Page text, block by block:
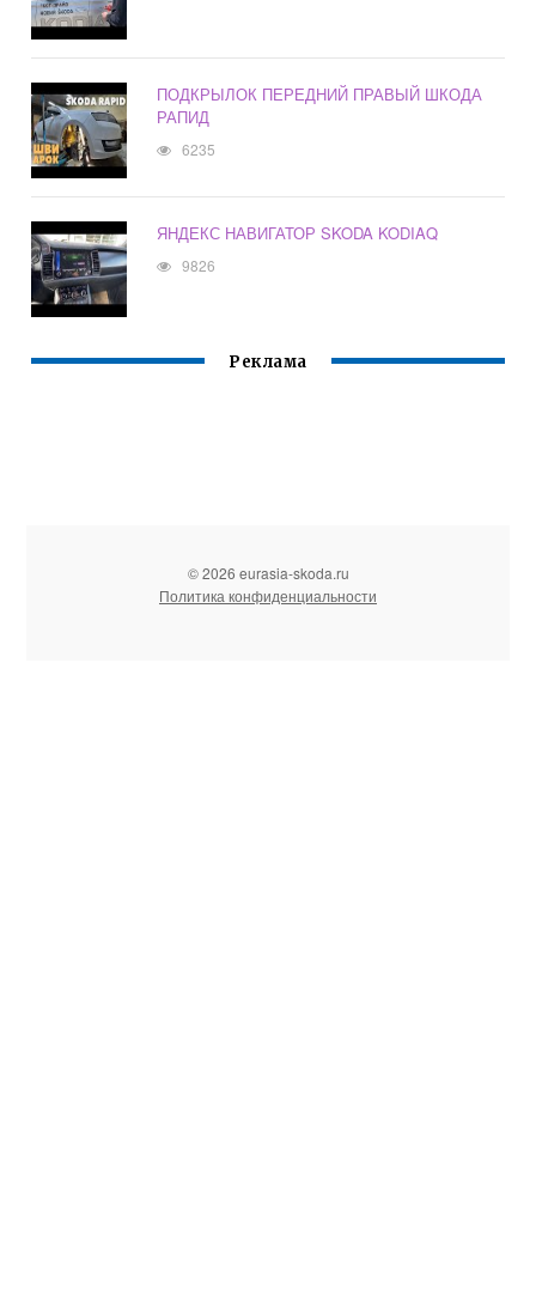
ПОДКРЫЛОК ПЕРЕДНИЙ ПРАВЫЙ ШКОДА
РАПИД
6235
ЯНДЕКС НАВИГАТОР SKODA KODIAQ
9826
Реклама
© 2026 eurasia-skoda.ru
Политика конфиденциальности